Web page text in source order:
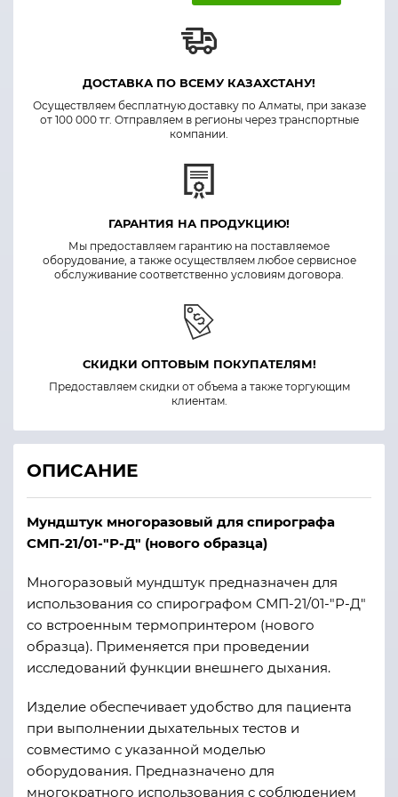
ДОСТАВКА ПО ВСЕМУ КАЗАХСТАНУ!
Осуществляем бесплатную доставку по Алматы, при заказе
от 100 000 тг. Отправляем в регионы через транспортные
компании.
ГАРАНТИЯ НА ПРОДУКЦИЮ!
Мы предоставляем гарантию на поставляемое
оборудование, а также осуществляем любое сервисное
обслуживание соответственно условиям договора.
СКИДКИ ОПТОВЫМ ПОКУПАТЕЛЯМ!
Предоставляем скидки от объема а также торгующим
клиентам.
ОПИСАНИЕ
Мундштук многоразовый для спирографа
СМП-21/01-"Р-Д" (нового образца)
Многоразовый мундштук предназначен для
использования со спирографом СМП-21/01-"Р-Д"
со встроенным термопринтером (нового
образца). Применяется при проведении
исследований функции внешнего дыхания.
Изделие обеспечивает удобство для пациента
при выполнении дыхательных тестов и
совместимо с указанной моделью
оборудования. Предназначено для
многократного использования с соблюдением